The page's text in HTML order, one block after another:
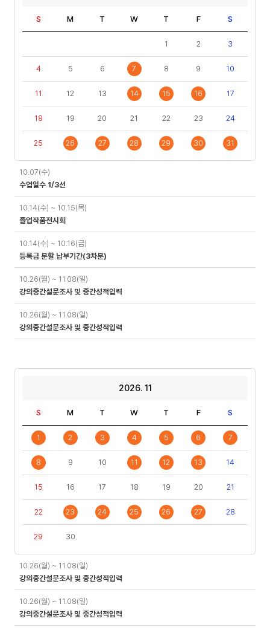
S M T W T F S
1 2 3
4 5 6 7 8 9 10
11 12 13 14 15 16 17
18 19 20 21 22 23 24
25 26 27 28 29 30 31
10.07(수)
수업일수 1/3선
10.14(수) ~ 10.15(목)
졸업작품전시회
10.14(수) ~ 10.16(금)
등록금 분할 납부기간(3차분)
10.26(월) ~ 11.08(일)
강의중간설문조사 및 중간성적입력
10.26(월) ~ 11.08(일)
강의중간설문조사 및 중간성적입력
2026. 11
S M T W T F S
1 2 3 4 5 6 7
8 9 10 11 12 13 14
15 16 17 18 19 20 21
22 23 24 25 26 27 28
29 30
정
10.26(월) ~ 11.08(일)
강의중간설문조사 및 중간성적입력
10.26(월) ~ 11.08(일)
강의중간설문조사 및 중간성적입력